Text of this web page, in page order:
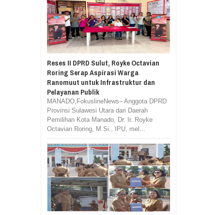
Reses II DPRD Sulut, Royke Octavian
Roring Serap Aspirasi Warga
Ranomuut untuk Infrastruktur dan
Pelayanan Publik
MANADO,FokuslineNews– Anggota DPRD
Provinsi Sulawesi Utara dari Daerah
Pemilihan Kota Manado, Dr. Ir. Royke
Octavian Roring, M.Si., IPU, mel...